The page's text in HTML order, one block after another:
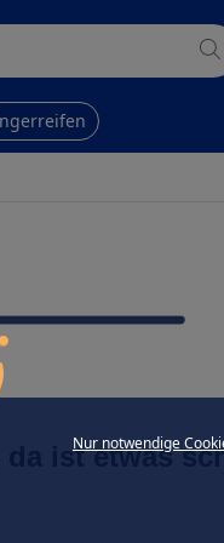
Nur notwendige
da ist etwas